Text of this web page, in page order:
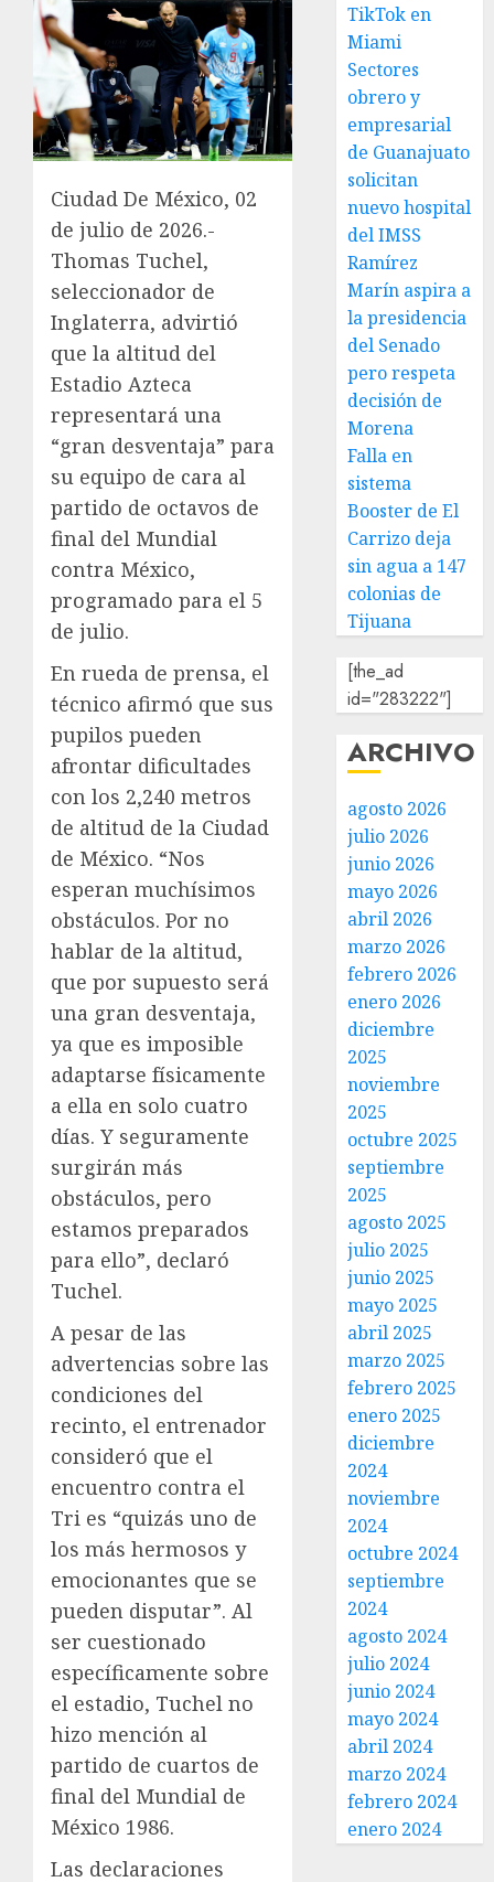
Ciudad De México, 02
de julio de 2026.-
Thomas Tuchel,
seleccionador de
Inglaterra, advirtió
que la altitud del
Estadio Azteca
representará una
“gran desventaja” para
su equipo de cara al
partido de octavos de
final del Mundial
contra México,
programado para el 5
de julio.
En rueda de prensa, el
técnico afirmó que sus
pupilos pueden
afrontar dificultades
con los 2,240 metros
de altitud de la Ciudad
de México. “Nos
esperan muchísimos
obstáculos. Por no
hablar de la altitud,
que por supuesto será
una gran desventaja,
ya que es imposible
adaptarse físicamente
a ella en solo cuatro
días. Y seguramente
surgirán más
obstáculos, pero
estamos preparados
para ello”, declaró
Tuchel.
A pesar de las
advertencias sobre las
condiciones del
recinto, el entrenador
consideró que el
encuentro contra el
Tri es “quizás uno de
los más hermosos y
emocionantes que se
pueden disputar”. Al
ser cuestionado
específicamente sobre
el estadio, Tuchel no
hizo mención al
partido de cuartos de
final del Mundial de
México 1986.
Las declaraciones
TikTok en
Miami
Sectores
obrero y
empresarial
de Guanajuato
solicitan
nuevo hospital
del IMSS
Ramírez
Marín aspira a
la presidencia
del Senado
pero respeta
decisión de
Morena
Falla en
sistema
Booster de El
Carrizo deja
sin agua a 147
colonias de
Tijuana
[the_ad
id="283222"]
ARCHIVO
agosto 2026
julio 2026
junio 2026
mayo 2026
abril 2026
marzo 2026
febrero 2026
enero 2026
diciembre
2025
noviembre
2025
octubre 2025
septiembre
2025
agosto 2025
julio 2025
junio 2025
mayo 2025
abril 2025
marzo 2025
febrero 2025
enero 2025
diciembre
2024
noviembre
2024
octubre 2024
septiembre
2024
agosto 2024
julio 2024
junio 2024
mayo 2024
abril 2024
marzo 2024
febrero 2024
enero 2024